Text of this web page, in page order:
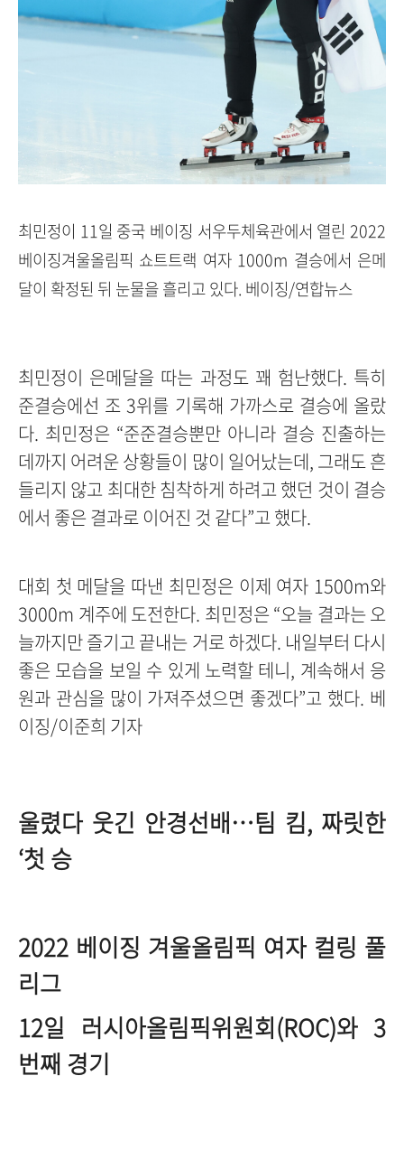
최민정이 11일 중국 베이징 서우두체육관에서 열린 2022
베이징겨울올림픽 쇼트트랙 여자 1000m 결승에서 은메
달이 확정된 뒤 눈물을 흘리고 있다. 베이징/연합뉴스
최민정이 은메달을 따는 과정도 꽤 험난했다. 특히
준결승에선 조 3위를 기록해 가까스로 결승에 올랐
다. 최민정은 “준준결승뿐만 아니라 결승 진출하는
데까지 어려운 상황들이 많이 일어났는데, 그래도 흔
들리지 않고 최대한 침착하게 하려고 했던 것이 결승
에서 좋은 결과로 이어진 것 같다”고 했다.
대회 첫 메달을 따낸 최민정은 이제 여자 1500m와
3000m 계주에 도전한다. 최민정은 “오늘 결과는 오
늘까지만 즐기고 끝내는 거로 하겠다. 내일부터 다시
좋은 모습을 보일 수 있게 노력할 테니, 계속해서 응
원과 관심을 많이 가져주셨으면 좋겠다”고 했다. 베
이징/이준희 기자
울렸다 웃긴 안경선배…팀 킴, 짜릿한
‘첫 승
2022 베이징 겨울올림픽 여자 컬링 풀
리그
12일 러시아올림픽위원회(ROC)와 3
번째 경기